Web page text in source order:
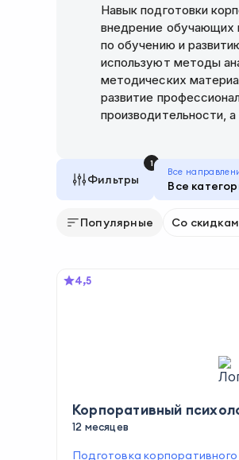
Навык подготовки
внедрение обучающих
по обучению и
используют методы
методических
развитие
производительности,
Фильтры
1
Все
Все
Популярные Со
4,5
Корпоративный
12 месяцев
Подготовка